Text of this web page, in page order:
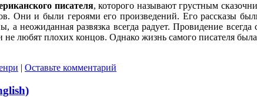
писателя, которого называют грустным
Они и были героями его произведений. Его рассказы
неожиданная развязка всегда радует. Провидение
любят плохих концов. Однако жизнь самого писателя
| Оставьте комментарий